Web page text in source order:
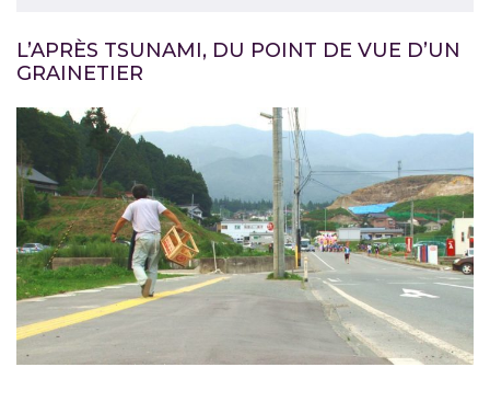
L’APRÈS TSUNAMI, DU POINT DE VUE D’UN
GRAINETIER